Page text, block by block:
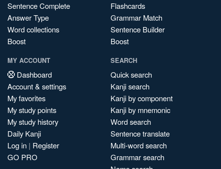
Sentence Complete
Answer Type
Word collections
Boost
Flashcards
Grammar Match
Sentence Builder
Boost
MY ACCOUNT
Dashboard
Account & settings
My favorites
My study points
My study history
Daily Kanji
Log in | Register
GO PRO
SEARCH
Quick search
Kanji search
Kanji by component
Kanji by mnemonic
Word search
Sentence translate
Multi-word search
Grammar search